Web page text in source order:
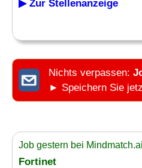
▶ Zur Stellenanzeige
Nichts verpassen:
► Speichern Sie
Job gestern bei
Fortinet